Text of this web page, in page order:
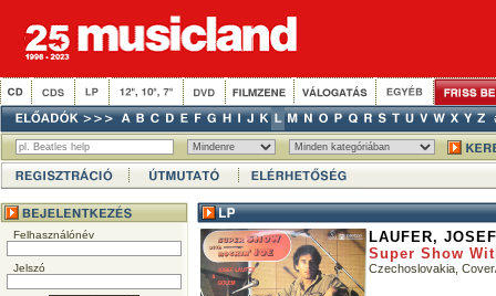
Felhasználónév
Jelszó
LAUFER,
Super Show
Czechoslovakia,